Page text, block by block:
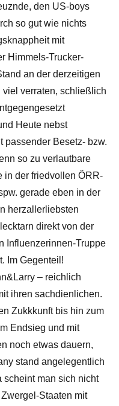
den US-boys
so gut wie nichts
mit
Himmels-Trucker-
an der derzeitigen
viel verraten, schließlich
Heute nebst
passender Besetz- bzw.
so zu verlautbare
in der friedvollen ÖRR-
gerade eben in der
herzallerliebsten
direkt von der
Influenzerinnen-Truppe
Im Gegenteil!
– reichlich
ihren sachdienlichen.
Zukkkunft bis hin zum
Endsieg und mit
noch etwas dauern,
stand angelegentlich
scheint man sich nicht
Staaten mit